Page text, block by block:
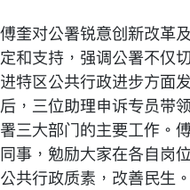
傅奎对公署锐意创新改革
定和支持，强调公署不仅
进特区公共行政进步方面
后，三位助理申诉专员带
署三大部门的主要工作。
同事，勉励大家在各自岗
公共行政质素，改善民生。